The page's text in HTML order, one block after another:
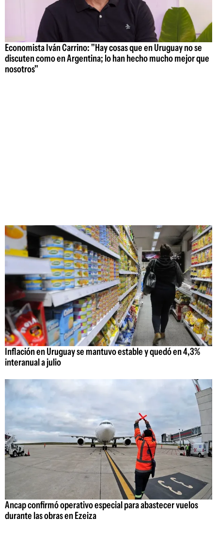
Economista Iván Carrino: "Hay cosas que en Uruguay no se
discuten como en Argentina; lo han hecho mucho mejor que
nosotros"
Inflación en Uruguay se mantuvo estable y quedó en 4,3%
interanual a julio
Ancap confirmó operativo especial para abastecer vuelos
durante las obras en Ezeiza